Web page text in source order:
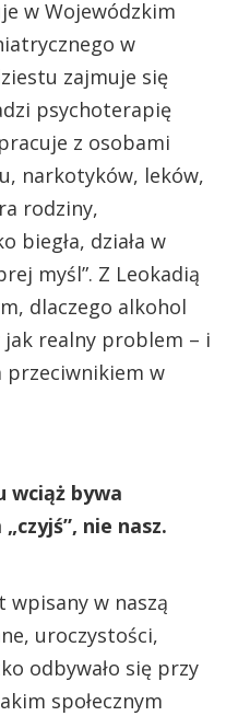
w Wojewódzkim
w
zajmuje się
psychoterapię
z osobami
narkotyków, leków,
rodziny,
biegła, działa w
myśl”. Z Leokadią
dlaczego alkohol
realny problem – i
przeciwnikiem w
wciąż bywa
nie nasz.
wpisany w naszą
uroczystości,
odbywało się przy
społecznym